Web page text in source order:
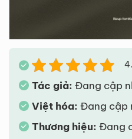
Tác giả: Đang cập
Việt hóa: Đang cập
Thương hiệu: Đang